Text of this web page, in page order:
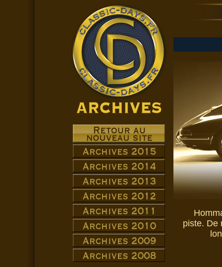
piste. De